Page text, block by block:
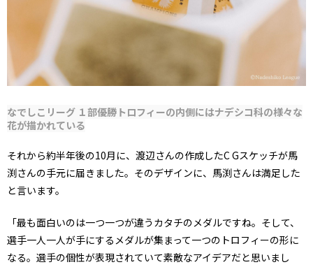
なでしこリーグ １部優勝トロフィーの内側にはナデシコ科の様々な
花が描かれている
それから約半年後の10月に、渡辺さんの作成したC Gスケッチが馬
渕さんの手元に届きました。そのデザインに、馬渕さんは満足した
と言います。
「最も面白いのは一つ一つが違うカタチのメダルですね。そして、
選手一人一人が手にするメダルが集まって一つのトロフィーの形に
なる。選手の個性が表現されていて素敵なアイデアだと思いまし